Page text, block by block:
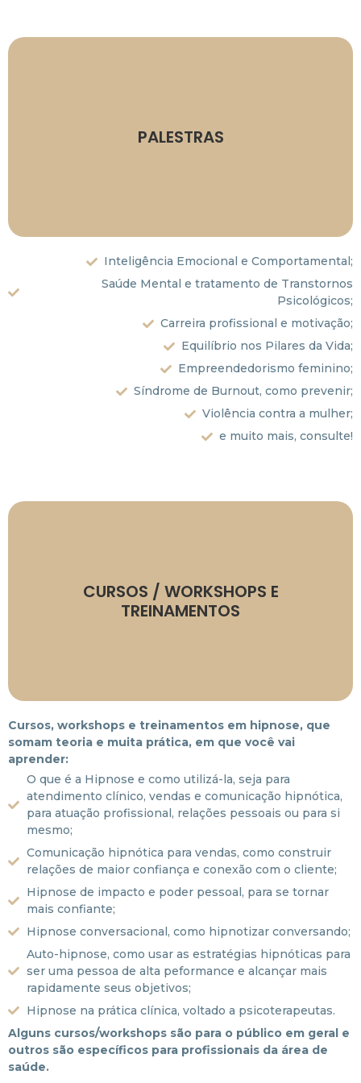
PALESTRAS
Formato: on-line e presencial.
Inteligência Emocional e Comportamental;
Saúde Mental e tratamento de Transtornos
Psicológicos;
Carreira profissional e motivação;
Equilíbrio nos Pilares da Vida;
Empreendedorismo feminino;
Síndrome de Burnout, como prevenir;
Violência contra a mulher;
e muito mais, consulte!
CURSOS / WORKSHOPS E
TREINAMENTOS
Formato: on-line e presencial.
Cursos, workshops e treinamentos em hipnose, que
somam teoria e muita prática, em que você vai
aprender:
O que é a Hipnose e como utilizá-la, seja para
atendimento clínico, vendas e comunicação hipnótica,
para atuação profissional, relações pessoais ou para si
mesmo;
Comunicação hipnótica para vendas, como construir
relações de maior confiança e conexão com o cliente;
Hipnose de impacto e poder pessoal, para se tornar
mais confiante;
Hipnose conversacional, como hipnotizar conversando;
Auto-hipnose, como usar as estratégias hipnóticas para
ser uma pessoa de alta peformance e alcançar mais
rapidamente seus objetivos;
Hipnose na prática clínica, voltado a psicoterapeutas.
Alguns cursos/workshops são para o público em geral e
outros são específicos para profissionais da área de
saúde.